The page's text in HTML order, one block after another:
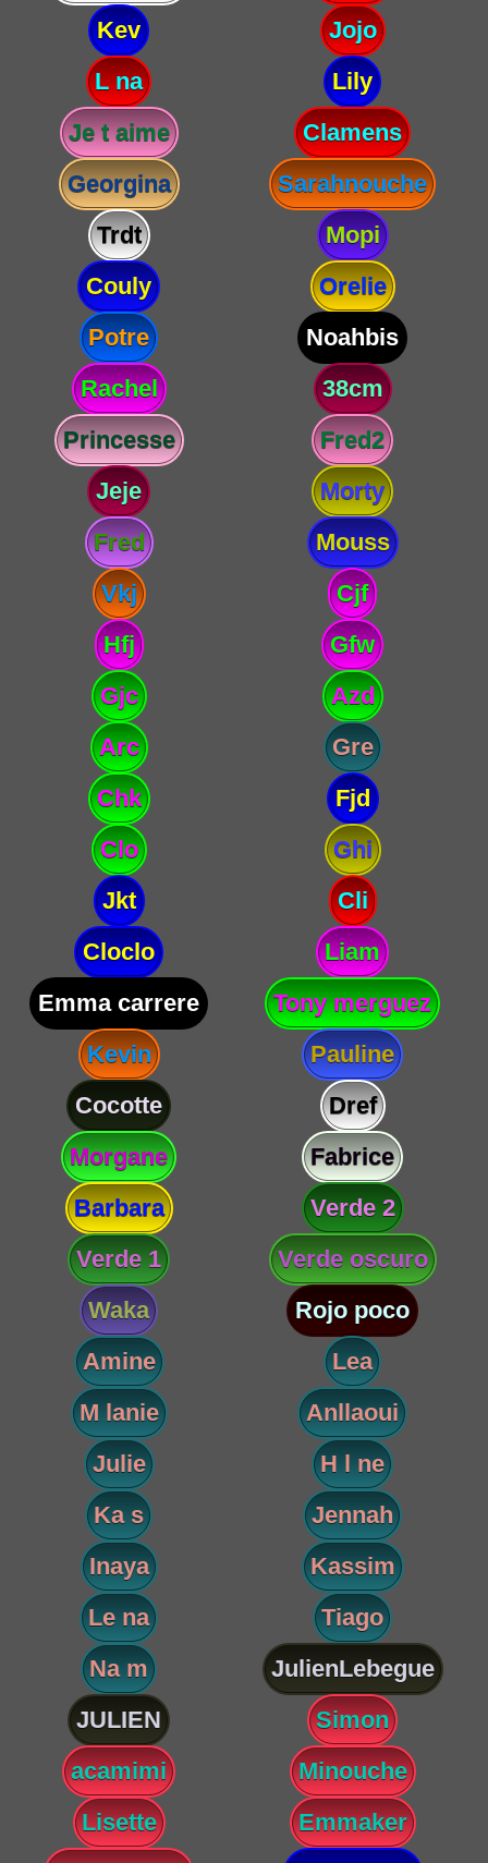
Kev
Jojo
L na
Lily
Je t aime
Clamens
Georgina
Sarahnouche
Trdt
Mopi
Couly
Orelie
Potre
Noahbis
Rachel
38cm
Princesse
Fred2
Jeje
Morty
Fred
Mouss
Vkj
Cjf
Hfj
Gfw
Gjc
Azd
Arc
Gre
Chk
Fjd
Clo
Ghi
Jkt
Cli
Cloclo
Liam
Emma carrere
Tony merguez
Kevin
Pauline
Cocotte
Dref
Morgane
Fabrice
Barbara
Verde 2
Verde 1
Verde oscuro
Waka
Rojo poco
Amine
Lea
M lanie
Anllaoui
Julie
H l ne
Ka s
Jennah
Inaya
Kassim
Le na
Tiago
Na m
JulienLebegue
JULIEN
Simon
acamimi
Minouche
Lisette
Emmaker